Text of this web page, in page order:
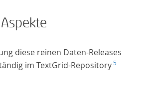
diese reinen Daten-Releases
im TextGrid-Repository 5